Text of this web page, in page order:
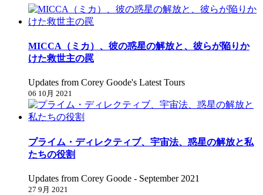
MICCA（ミカ）、彼の惑星の解放と、彼らが陥りか
けた救世主の罠
Updates from Corey Goode's Latest Tours
06 10月 2021
プライム・ディレクティブ、宇宙法、惑星の解放と私
たちの役割
Updates from Corey Goode - September 2021
27 9月 2021